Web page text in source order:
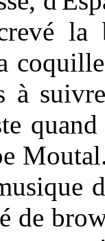
à
de